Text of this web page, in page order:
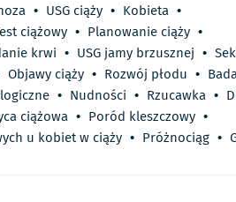
• USG ciąży • Kobieta •
ciążowy • Planowanie ciąży •
krwi • USG jamy brzusznej •
Objawy ciąży • Rozwój płodu •
• Nudności • Rzucawka •
ciążowa • Poród kleszczowy •
u kobiet w ciąży • Próżnociąg •